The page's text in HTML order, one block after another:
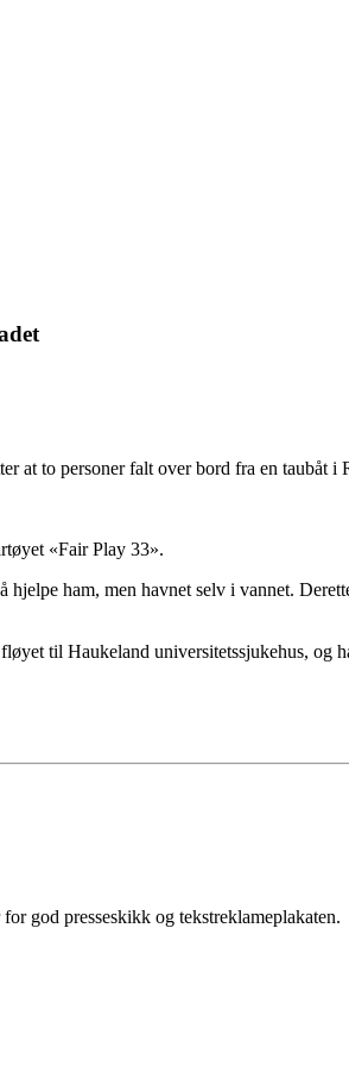
at to personer falt over bord fra en taubåt i
«Fair Play 33».
ham, men havnet selv i vannet.
til Haukeland universitetssjukehus, og
god presseskikk og